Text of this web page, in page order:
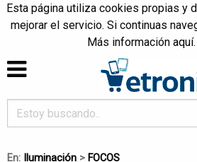
Esta página utiliza cookies propias y
mejorar el servicio. Si continuas
Más información aquí.
En: Iluminación > FOCOS